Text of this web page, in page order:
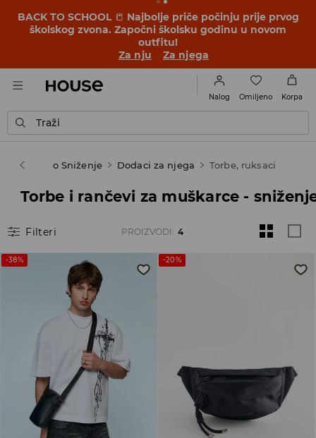
BACK TO SCHOOL 📒 Najbolje priče počinju prije prvog
školskog zvona. Započni školsku godinu u novom
outfitu!
Za nju
Za njega
Nalog Omiljeno Korpa
Traži
Finalno Sniženje Dodaci za njega Torbe, ruksaci
Torbe i rančevi za muškarce -
Filteri PROIZVODI : 4
-38% -20%